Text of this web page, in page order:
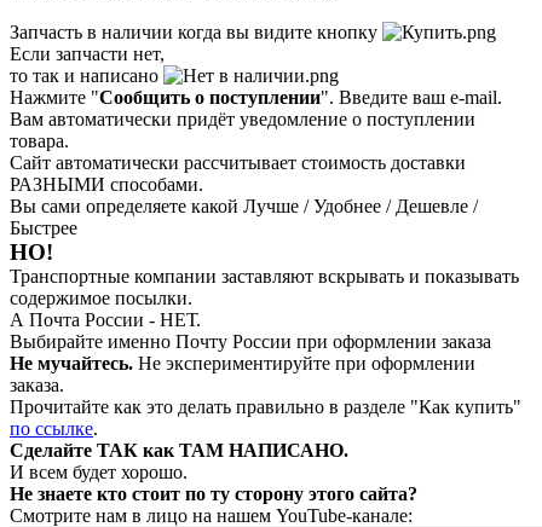
Запчасть в наличии когда вы видите кнопку
Если запчасти нет,
то так и написано
Нажмите "Сообщить о поступлении". Введите ваш e-mail.
Вам автоматически придёт уведомление о поступлении
товара.
Сайт автоматически рассчитывает стоимость доставки
РАЗНЫМИ способами.
Вы сами определяете какой Лучше / Удобнее / Дешевле /
Быстрее
НО!
Транспортные компании заставляют вскрывать и показывать
содержимое посылки.
А Почта России - НЕТ.
Выбирайте именно Почту России при оформлении заказа
Не мучайтесь. Не экспериментируйте при оформлении
заказа.
Прочитайте как это делать правильно в разделе "Как купить"
по ссылке.
Сделайте ТАК как ТАМ НАПИСАНО.
И всем будет хорошо.
Не знаете кто стоит по ту сторону этого сайта?
Смотрите нам в лицо на нашем YouTube-канале: